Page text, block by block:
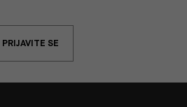
PRIJAVITE SE